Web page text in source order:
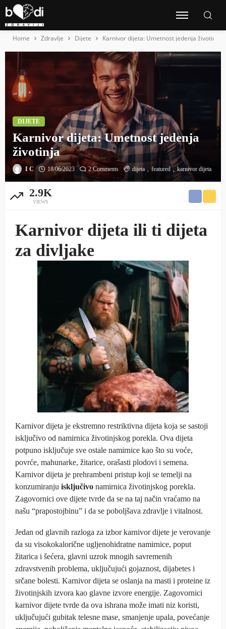
Home Zdravlje Dijete Karnivor dijeta: Umetnost jedenja životinja
DIJETE
Karnivor dijeta: Umetnost jedenja
životinja
I C 18/06/2023 2 Comments dijeta featured karnivor dijeta
2.9K
VIEWS
Karnivor dijeta ili ti dijeta
za divljake
Karnivor dijeta je ekstremno restriktivna dijeta koja se sastoji
isključivo od namirnica životinjskog porekla. Ova dijeta
potpuno isključuje sve ostale namirnice kao što su voće,
povrće, mahunarke, žitarice, orašasti plodovi i semena.
Karnivor dijeta je prehrambeni pristup koji se temelji na
konzumiranju isključivo namirnica životinjskog porekla.
Zagovornici ove dijete tvrde da se na taj način vraćamo na
našu “prapostojbinu” i da se poboljšava zdravlje i vitalnost.
Jedan od glavnih razloga za izbor karnivor dijete je verovanje
da su visokokalorične ugljenohidratne namirnice, poput
žitarica i šećera, glavni uzrok mnogih savremenih
zdravstvenih problema, uključujući gojaznost, dijabetes i
srčane bolesti. Karnivor dijeta se oslanja na masti i proteine iz
životinjskih izvora kao glavne izvore energije. Zagovornici
karnivor dijete tvrde da ova ishrana može imati niz koristi,
uključujući gubitak telesne mase, smanjenje upala, povećanje